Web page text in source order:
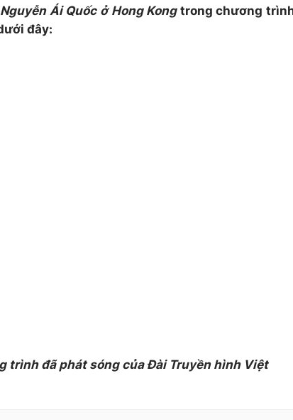
Nguyễn Ái Quốc ở Hong Kongtrong chương
đây:
trình đã phát sóng của Đài Truyền hình Việt